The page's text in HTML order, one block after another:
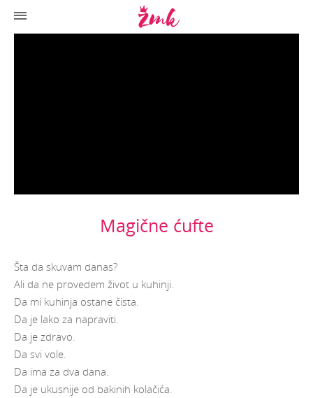
Magične ćufte
Šta da skuvam danas?
Ali da ne provedem život u kuhinji.
Da mi kuhinja ostane čista.
Da je lako za napraviti.
Da je zdravo.
Da svi vole.
Da ima za dva dana.
Da je ukusnije od bakinih kolačića.